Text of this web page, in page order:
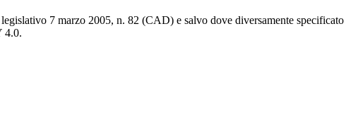
7 marzo 2005, n. 82 (CAD) e salvo dove diversamente
4.0.